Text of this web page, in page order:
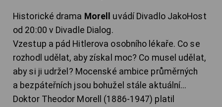
Historické drama Morell
uvádí Divadlo JakoHost
od 20:00 v Divadle Dialog.
Vzestup a pád Hitlerova osobního lékaře. Co se
rozhodl udělat, aby získal moc? Co musel udělat,
aby si ji udržel? Mocenské ambice průměrných
a bezpáteřních jsou bohužel stále aktuální...
Doktor Theodor Morell (1886-1947) platil